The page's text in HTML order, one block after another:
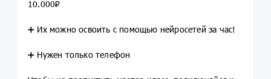
10.000₽
➕ Их можно освоить с помощью нейросетей за час!
➕ Нужен только телефон